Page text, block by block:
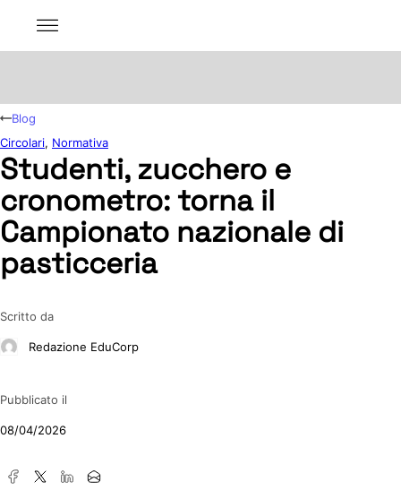
Studenti, zucchero e
cronometro: torna il
Campionato nazionale di
pasticceria
Scritto da
Redazione EduCorp
Pubblicato il
08/04/2026
Blog
Circolari, Normativa